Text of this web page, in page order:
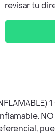
revisar tu